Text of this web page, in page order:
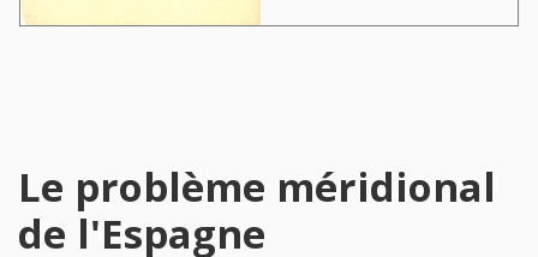
Le problème méridional
de l'Espagne